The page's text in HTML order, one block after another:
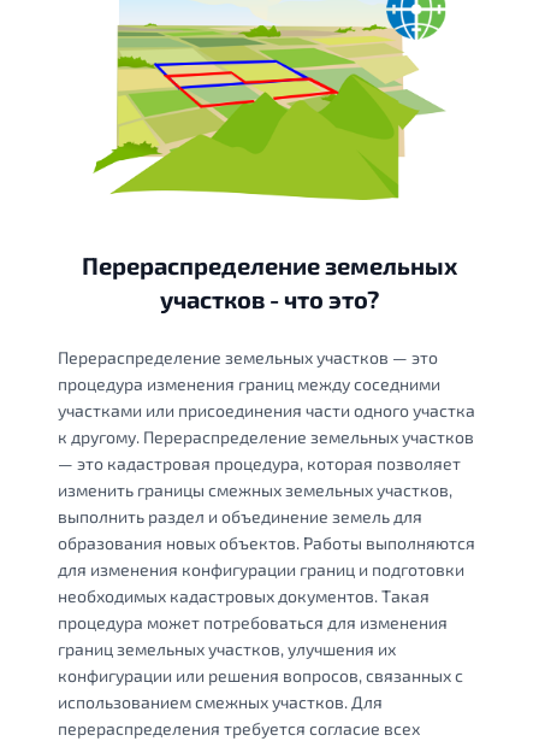
Перераспределение земельных
участков - что это?
Перераспределение земельных участков — это
процедура изменения границ между соседними
участками или присоединения части одного участка
к другому. Перераспределение земельных участков
— это кадастровая процедура, которая позволяет
изменить границы смежных земельных участков,
выполнить раздел и объединение земель для
образования новых объектов. Работы выполняются
для изменения конфигурации границ и подготовки
необходимых кадастровых документов. Такая
процедура может потребоваться для изменения
границ земельных участков, улучшения их
конфигурации или решения вопросов, связанных с
использованием смежных участков. Для
перераспределения требуется согласие всех